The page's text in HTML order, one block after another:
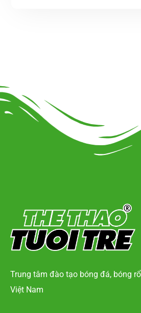
Trung tâm đào tạo bóng đá, bóng
Việt Nam